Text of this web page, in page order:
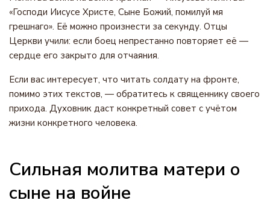
«Господи Иисусе Христе, Сыне Божий, помилуй мя
грешнаго». Её можно произнести за секунду. Отцы
Церкви учили: если боец непрестанно повторяет её —
сердце его закрыто для отчаяния.
Если вас интересует, что читать солдату на фронте,
помимо этих текстов, — обратитесь к священнику своего
прихода. Духовник даст конкретный совет с учётом
жизни конкретного человека.
Сильная молитва матери о
сыне на войне